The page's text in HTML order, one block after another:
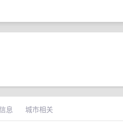
息 城市相关